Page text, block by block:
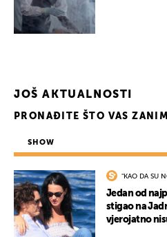
JOŠ AKTUALNOSTI
PRONAĐITE ŠTO VAS
SHOW
"KAO DA SU
Jedan od
stigao na
vjerojatno